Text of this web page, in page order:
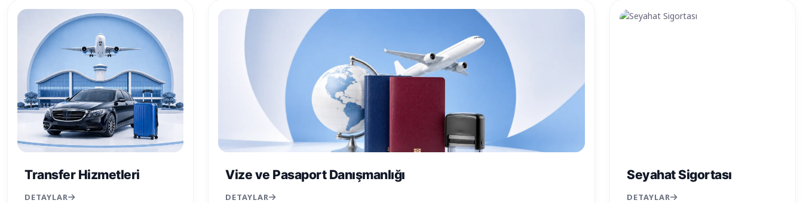
Transfer Hizmetleri
DETAYLAR
Vize ve Pasaport Danışmanlığı
DETAYLAR
Seyahat Sigortası
DETAYLAR